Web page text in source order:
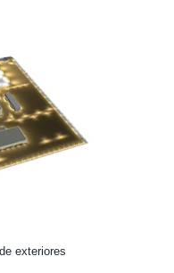
exteriores